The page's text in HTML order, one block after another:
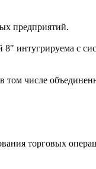
предприятий.
интугрируема с
том числе
торговых